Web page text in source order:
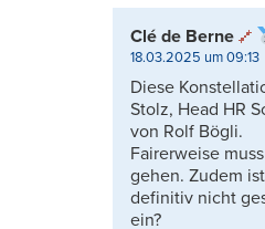
Clé de Berne
18.03.2025 um 09:13
Diese
Stolz, Head HR
von Rolf Bögli.
Fairerweise
gehen. Zudem
definitiv nicht
ein?